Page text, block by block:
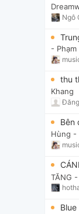
Ngô
- Phạm
thu
Khang
Đăng
Bên
Hùng -
TĂNG